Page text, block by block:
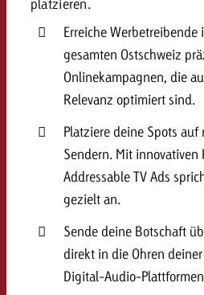
platzieren.
Erreiche
gesamten Ostschweiz
Onlinekampagnen, die
Relevanz optimiert sind.
Platziere deine Spots
Sendern. Mit innovativen
Addressable TV Ads
gezielt an.
Sende deine Botschaft
direkt in die Ohren
Digital-Audio-